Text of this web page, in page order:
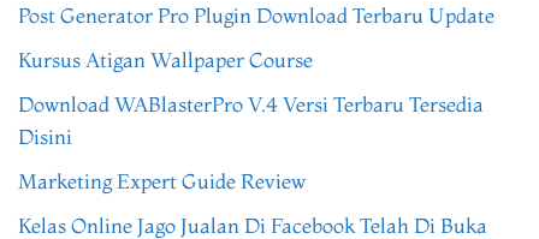
Post Generator Pro Plugin Download Terbaru Update
Kursus Atigan Wallpaper Course
Download WABlasterPro V.4 Versi Terbaru Tersedia
Disini
Marketing Expert Guide Review
Kelas Online Jago Jualan Di Facebook Telah Di Buka